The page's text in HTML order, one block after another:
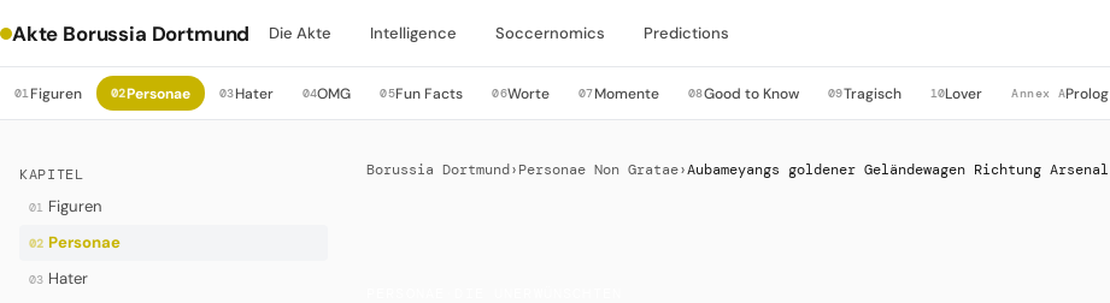
Akte Borussia Dortmund Die Akte Intelligence Soccernomics Predictions
01Figuren 02Personae 03Hater 04OMG 05Fun Facts 06Worte 07Momente 08Good to Know 09Tragisch 10Lover Annex AProlog
KAPITEL
01 Figuren
02 Personae
03 Hater
Borussia Dortmund› Personae Non Gratae›Aubameyangs goldener Geländewagen Richtung Arsenal